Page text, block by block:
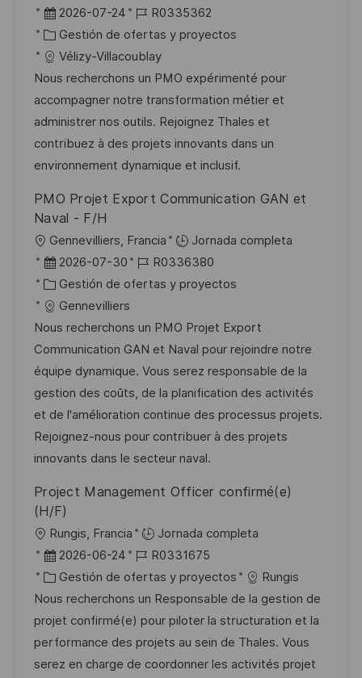
ó
n
b
c
a
c
i
ó
n
F
e
c
h
a
d
e
p
b
c
c
n
2026-07-24
I
D
d
e
e
m
p
l
o
R0335362
C
a
t
e
g
o
r
a
Gestión de ofertas y proyectos
Vélizy-Villacoublay
Nous recherchons un PMO expérimenté pour
accompagner notre transformation métier et
administrer nos outils. Rejoignez Thales et
contribuez à des projets innovants dans un
environnement dynamique et inclusif.
PMO Projet Export Communication GAN et
Naval - F/H
U
b
c
a
c
i
ó
n
Gennevilliers, Francia
Jornada completa
F
e
c
h
a
d
e
p
u
b
i
c
2026-07-30
I
D
e
e
m
p
l
e
o
R0336380
C
a
t
e
g
o
r
í
a
Gestión de ofertas y proyectos
Gennevilliers
Nous recherchons un PMO Projet Export
Communication GAN et Naval pour rejoindre notre
équipe dynamique. Vous serez responsable de la
gestion des coûts, de la planification des activités
et de l'amélioration continue des processus projets.
Rejoignez-nous pour contribuer à des projets
innovants dans le secteur naval.
Project Management Officer confirmé(e)
(H/F)
U
b
c
a
c
i
Rungis, Francia
Jornada completa
F
e
c
h
a
d
2026-06-24
I
D
d
e
e
m
R0331675
C
a
t
e
g
Gestión de ofertas y proyectos
Rungis
Nous recherchons un Responsable de la gestion de
projet confirmé(e) pour piloter la structuration et la
performance des projets au sein de Thales. Vous
serez en charge de coordonner les activités projet